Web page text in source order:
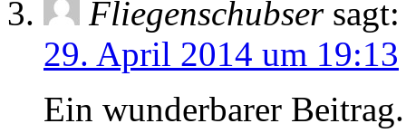
Fliegenschubser sagt:
29. April 2014 um 19:13
Ein wunderbarer